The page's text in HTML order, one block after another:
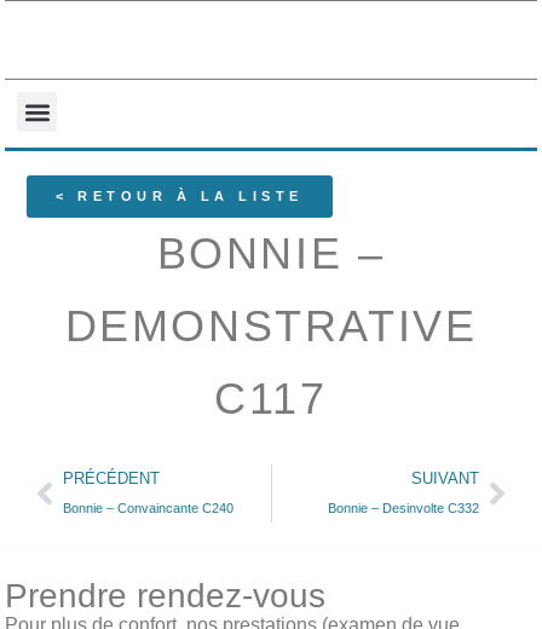
< RETOUR À LA LISTE
BONNIE –
DEMONSTRATIVE
C117
PRÉCÉDENT
Bonnie – Convaincante C240
SUIVANT
Bonnie – Desinvolte C332
Prendre rendez-vous